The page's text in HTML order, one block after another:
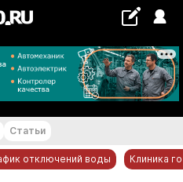
°С
Статьи
отключений воды Клиника